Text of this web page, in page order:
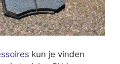
kun je vinden